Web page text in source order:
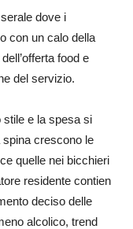
dove i
con un calo della
food e
del servizio.
stile e la spesa si
spina crescono le
quelle nei bicchieri
residente contien
deciso delle
alcolico, trend